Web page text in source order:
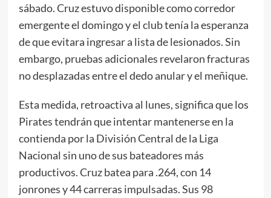
sábado. Cruz estuvo disponible como corredor
emergente el domingo y el club tenía la esperanza
de que evitara ingresar a lista de lesionados. Sin
embargo, pruebas adicionales revelaron fracturas
no desplazadas entre el dedo anular y el meñique.
Esta medida, retroactiva al lunes, significa que los
Pirates tendrán que intentar mantenerse en la
contienda por la División Central de la Liga
Nacional sin uno de sus bateadores más
productivos. Cruz batea para .264, con 14
jonrones y 44 carreras impulsadas. Sus 98